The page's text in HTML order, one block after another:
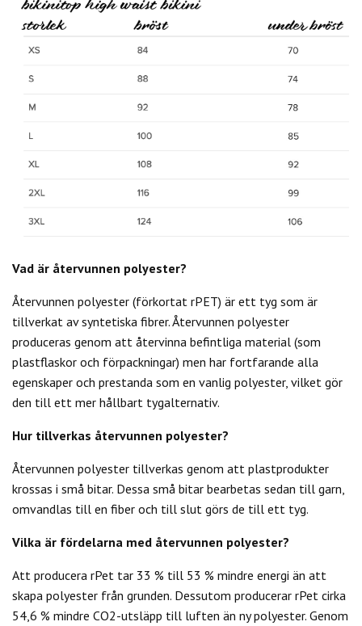
Vad är återvunnen polyester?
Återvunnen polyester (förkortat rPET) är ett tyg som är
tillverkat av syntetiska fibrer. Återvunnen polyester
produceras genom att återvinna befintliga material (som
plastflaskor och förpackningar) men har fortfarande alla
egenskaper och prestanda som en vanlig polyester, vilket gör
den till ett mer hållbart tygalternativ.
Hur tillverkas återvunnen polyester?
Återvunnen polyester tillverkas genom att plastprodukter
krossas i små bitar. Dessa små bitar bearbetas sedan till garn,
omvandlas till en fiber och till slut görs de till ett tyg.
Vilka är fördelarna med återvunnen polyester?
Att producera rPet tar 33 % till 53 % mindre energi än att
skapa polyester från grunden. Dessutom producerar rPet cirka
54,6 % mindre CO2-utsläpp till luften än ny polyester. Genom